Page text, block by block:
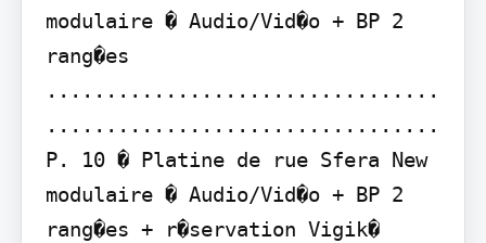
modulaire � Audio/Vid�o + BP 2
rang�es
.................................
.................................
P. 10 � Platine de rue Sfera New
modulaire � Audio/Vid�o + BP 2
rang�es + r�servation Vigik�